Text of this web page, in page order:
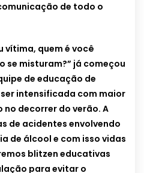
de todo o
vítima, quem é você
se misturam?” já começou
de educação de
intensificada com maior
decorrer do verão. A
de acidentes envolvendo
de álcool e com isso vidas
blitzen educativas
para evitar o